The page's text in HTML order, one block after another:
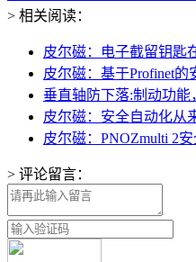
> 相关阅读：
皮尔磁：电子截留钥匙
皮尔磁：基于Profinet的
垂直轴防下落:制动功能
皮尔磁：安全自动化从
皮尔磁：PNOZmulti 2
> 评论留言：